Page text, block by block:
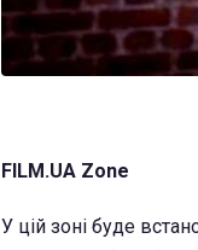
FILM.UA Zone
У цій зоні буде